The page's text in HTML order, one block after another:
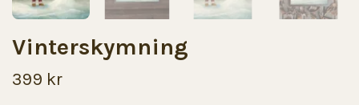
Vinterskymning
399 kr